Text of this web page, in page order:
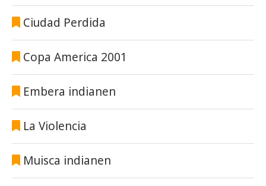
Ciudad Perdida
Copa America 2001
Embera indianen
La Violencia
Muisca indianen